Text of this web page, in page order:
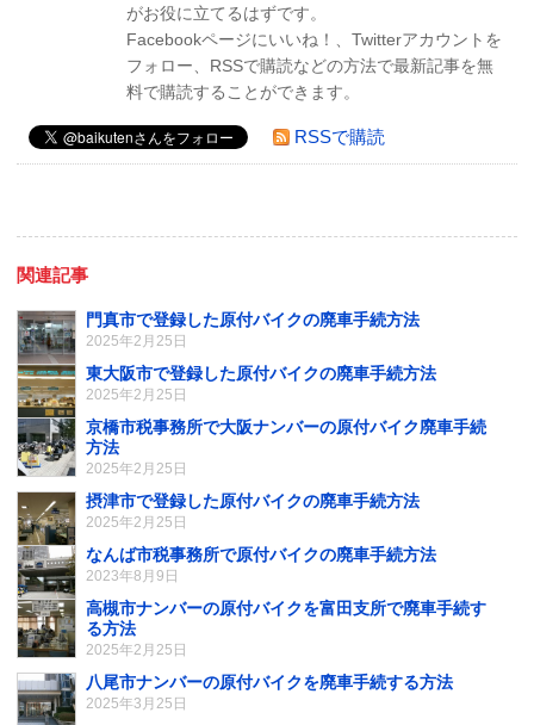
がお役に立てるはずです。
Facebookページにいいね！、Twitterアカウントを
フォロー、RSSで購読などの方法で最新記事を無
料で購読することができます。
RSSで購読
関連記事
門真市で登録した原付バイクの廃車手続方法
2025年2月25日
東大阪市で登録した原付バイクの廃車手続方法
2025年2月25日
京橋市税事務所で大阪ナンバーの原付バイク廃車手続
方法
2025年2月25日
摂津市で登録した原付バイクの廃車手続方法
2025年2月25日
なんば市税事務所で原付バイクの廃車手続方法
2023年8月9日
高槻市ナンバーの原付バイクを富田支所で廃車手続す
る方法
2025年2月25日
八尾市ナンバーの原付バイクを廃車手続する方法
2025年3月25日